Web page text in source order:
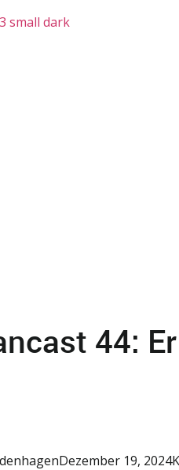
44:
Dezember 19, 2024